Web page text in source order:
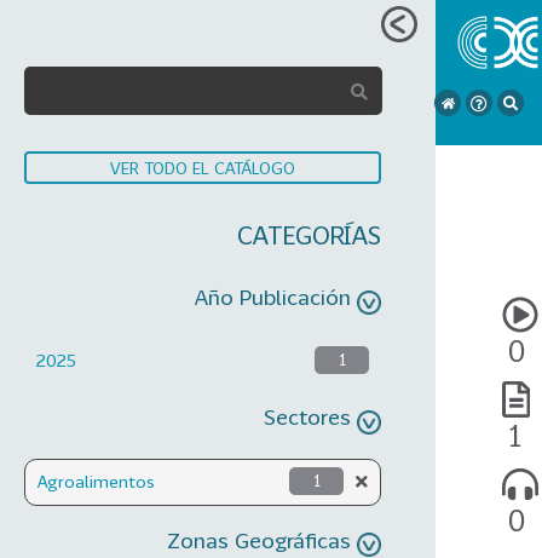
VER TODO EL CATÁLOGO
CATEGORÍAS
Año Publicación
2025 1
Sectores
Agroalimentos 1
Zonas Geográficas
0
1
0